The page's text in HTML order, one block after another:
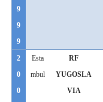
9
9
9
2
0
0
Esta
mbul
RF
YUGOSLA
VIA